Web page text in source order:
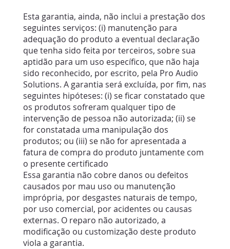
Esta garantia, ainda, não inclui a prestação dos
seguintes serviços: (i) manutenção para
adequação do produto a eventual declaração
que tenha sido feita por terceiros, sobre sua
aptidão para um uso específico, que não haja
sido reconhecido, por escrito, pela Pro Audio
Solutions. A garantia será excluída, por fim, nas
seguintes hipóteses: (i) se ficar constatado que
os produtos sofreram qualquer tipo de
intervenção de pessoa não autorizada; (ii) se
for constatada uma manipulação dos
produtos; ou (iii) se não for apresentada a
fatura de compra do produto juntamente com
o presente certificado
Essa garantia não cobre danos ou defeitos
causados por mau uso ou manutenção
imprópria, por desgastes naturais de tempo,
por uso comercial, por acidentes ou causas
externas. O reparo não autorizado, a
modificação ou customização deste produto
viola a garantia.